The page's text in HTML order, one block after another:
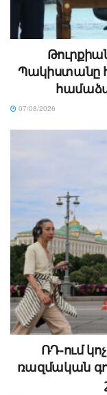
Պակիստանը
07/08/2026
ՌԴ-ում
ռազմական